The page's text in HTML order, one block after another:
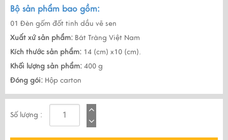
Bộ sản phẩm bao gồm:
01 Đèn gốm đốt tinh dầu vẽ sen
Xuất xứ sản phẩm: Bát Tràng Việt Nam
Kích thước sản phẩm: 14 (cm) x10 (cm).
Khối lượng sản phẩm: 400 g
Đóng gói: Hộp carton
Số lượng :